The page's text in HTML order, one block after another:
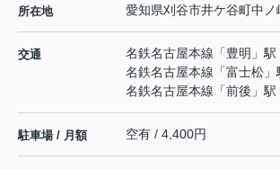
所在地 愛知県刈谷市井ケ谷町中ノ
交通 名鉄名古屋本線 「豊明 」
名鉄名古屋本線 「富士松
名鉄名古屋本線 「前後 」
駐車場 / 月額 空有 / 4,400円